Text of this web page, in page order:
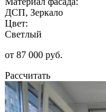
ДСП, Зеркало
Цвет:
Светлый
от 87 000 руб.
Рассчитать